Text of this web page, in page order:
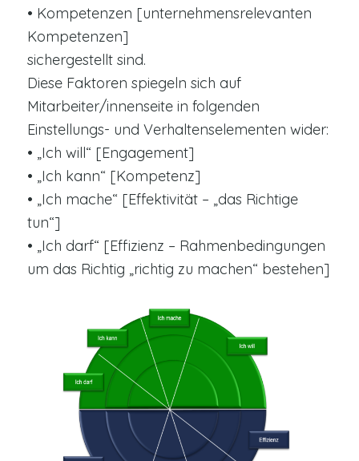
• Kompetenzen [unternehmensrelevanten
Kompetenzen]
sichergestellt sind.
Diese Faktoren spiegeln sich auf
Mitarbeiter/innenseite in folgenden
Einstellungs- und Verhaltenselementen wider:
• „Ich will“ [Engagement]
• „Ich kann“ [Kompetenz]
• „Ich mache“ [Effektivität – „das Richtige
tun“]
• „Ich darf“ [Effizienz – Rahmenbedingungen
um das Richtig „richtig zu machen“ bestehen]